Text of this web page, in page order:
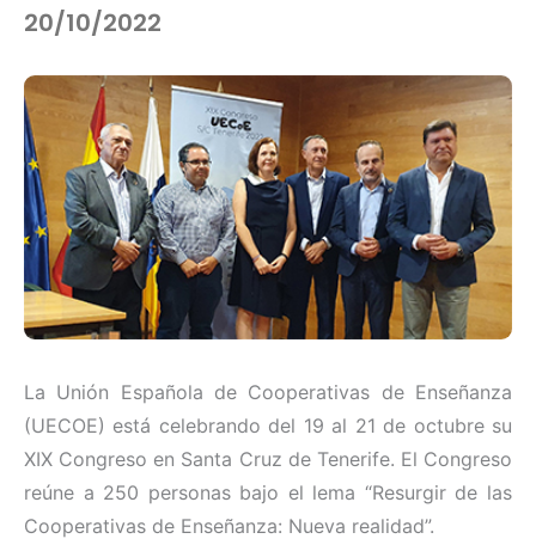
20/10/2022
La Unión Española de Cooperativas de Enseñanza
(UECOE) está celebrando del 19 al 21 de octubre su
XIX Congreso en Santa Cruz de Tenerife. El Congreso
reúne a 250 personas bajo el lema “Resurgir de las
Cooperativas de Enseñanza: Nueva realidad”.